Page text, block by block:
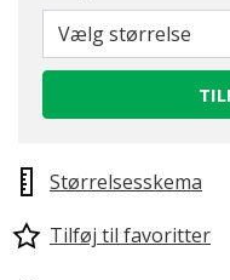
Vælg størrelse
Størrelsesskema
Tilføj til favoritter